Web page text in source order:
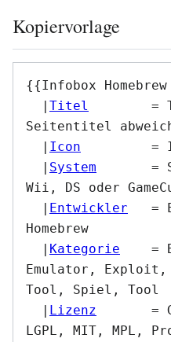
Kopiervorlage
{{Infobox Homebrew
  |
Titel
Seitentitel
  |
Icon
  |
System
Wii, DS oder
  |
Entwickler
Homebrew
  |
Kategorie
Emulator, Exploit,
Tool, Spiel, Tool
  |
Lizenz
LGPL, MIT, MPL,